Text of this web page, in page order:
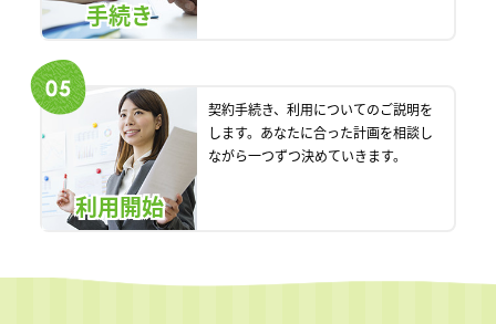
手続き
利用開始
契約手続き、利用についてのご説明を
します。あなたに合った計画を相談し
ながら一つずつ決めていきます。